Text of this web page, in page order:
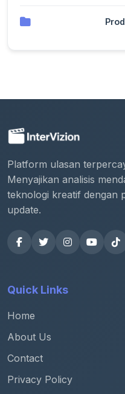
Platform ulasan
Menyajikan analisis
teknologi kreatif dengan
update.
Quick Links
Home
About Us
Contact
Privacy Policy